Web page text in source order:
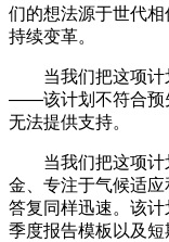
们的想法源于世代
持续变革。
当我们把这项计
——该计划不符合预
无法提供支持。
当我们把这项计
金、专注于气候适
答复同样迅速。该计
季度报告模板以及